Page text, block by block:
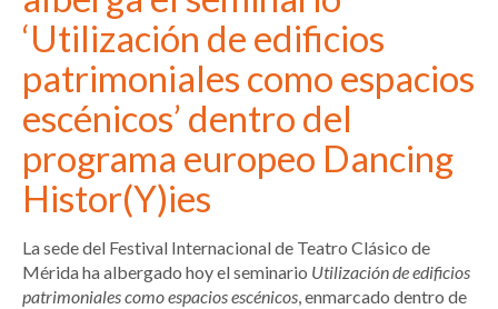
‘Utilización de edificios
patrimoniales como espacios
escénicos’ dentro del
programa europeo Dancing
Histor(Y)ies
La sede del Festival Internacional de Teatro Clásico de
Mérida ha albergado hoy el seminario Utilización de edificios
patrimoniales como espacios escénicos, enmarcado dentro de